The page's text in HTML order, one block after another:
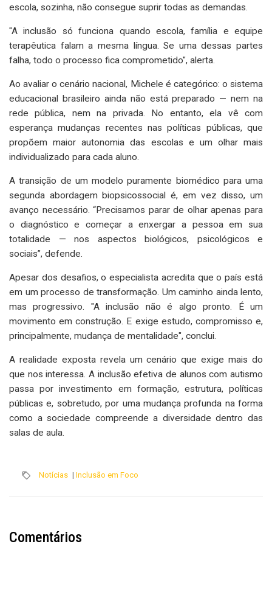
escola, sozinha, não consegue suprir todas as demandas.
"A inclusão só funciona quando escola, família e equipe
terapêutica falam a mesma língua. Se uma dessas partes
falha, todo o processo fica comprometido", alerta.
Ao avaliar o cenário nacional, Michele é categórico: o sistema
educacional brasileiro ainda não está preparado — nem na
rede pública, nem na privada. No entanto, ela vê com
esperança mudanças recentes nas políticas públicas, que
propõem maior autonomia das escolas e um olhar mais
individualizado para cada aluno.
A transição de um modelo puramente biomédico para uma
segunda abordagem biopsicossocial é, em vez disso, um
avanço necessário. “Precisamos parar de olhar apenas para
o diagnóstico e começar a enxergar a pessoa em sua
totalidade — nos aspectos biológicos, psicológicos e
sociais”, defende.
Apesar dos desafios, o especialista acredita que o país está
em um processo de transformação. Um caminho ainda lento,
mas progressivo. "A inclusão não é algo pronto. É um
movimento em construção. E exige estudo, compromisso e,
principalmente, mudança de mentalidade", conclui.
A realidade exposta revela um cenário que exige mais do
que nos interessa. A inclusão efetiva de alunos com autismo
passa por investimento em formação, estrutura, políticas
públicas e, sobretudo, por uma mudança profunda na forma
como a sociedade compreende a diversidade dentro das
salas de aula.
Notícias | Inclusão em Foco
Comentários